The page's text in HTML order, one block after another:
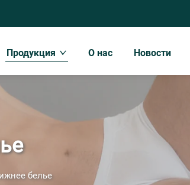
Продукция О нас Новости
белье